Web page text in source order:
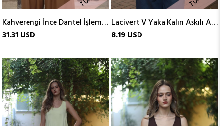
Kahverengi İnce Dantel İşlemeli Atlet
31.31 USD
Lacivert V Yaka Kalın Askılı Atlet
8.19 USD